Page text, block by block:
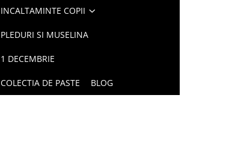
INCALTAMINTE COPII
PLEDURI SI MUSELINA
1 DECEMBRIE
COLECTIA DE PASTE BLOG